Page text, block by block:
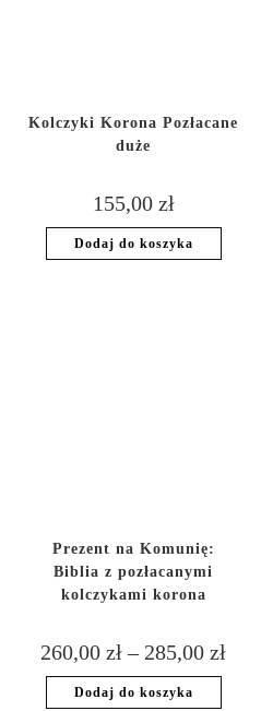
Kolczyki Korona Pozłacane
duże
155,00 zł
Dodaj do koszyka
Prezent na Komunię:
Biblia z pozłacanymi
kolczykami korona
260,00 zł– 285,00 zł
Dodaj do koszyka